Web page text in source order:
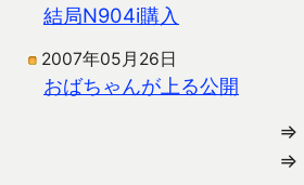
結局N904i購入
2007年05月26日
おばちゃんが上る公開
⇒
⇒